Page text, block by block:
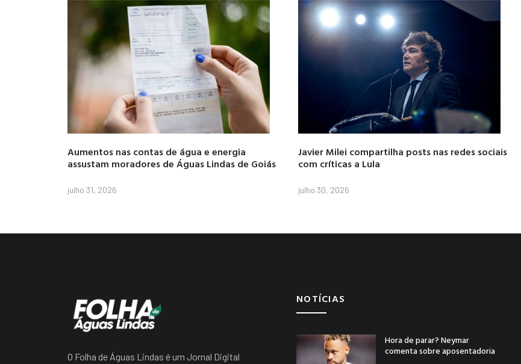
Aumentos nas contas de água e energia
assustam moradores de Águas Lindas de Goiás
julho 31, 2026
Javier Milei compartilha posts nas redes sociais
com críticas a Lula
julho 30, 2026
O Folha de Águas Lindas é um Jornal Digital
NOTÍCIAS
Hora de parar? Neymar
comenta sobre aposentadoria